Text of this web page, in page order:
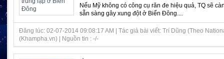
Nếu Mỹ không có công cụ răn đe hiệu quả, TQ sẽ
sẵn sàng gây xung đột ở Biển Đông....
Đăng lúc: 02-07-2014 09:08:17 AM | Tác giả bài viết: Trí Dũng (Theo
(Khampha.vn) | Nguồn tin : -/-